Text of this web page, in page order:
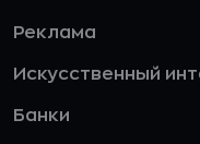
Реклама
Искусственный
Банки